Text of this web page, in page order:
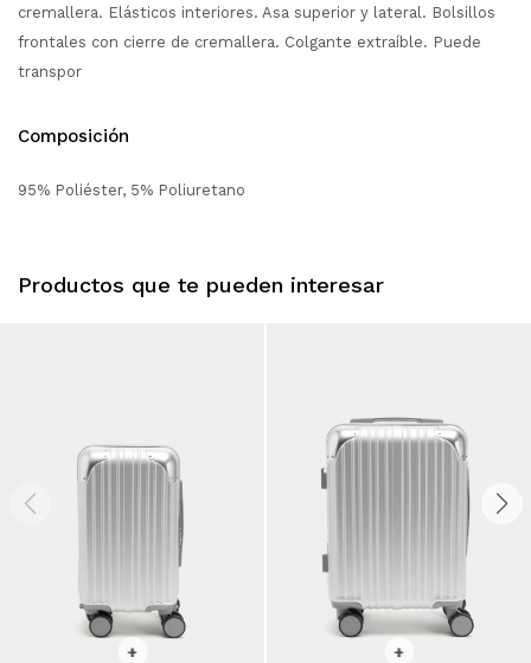
cremallera. Elásticos interiores. Asa superior y lateral. Bolsillos
frontales con cierre de cremallera. Colgante extraíble. Puede
transpor
Composición
95% Poliéster, 5% Poliuretano
Productos que te pueden interesar
SELECCIONAR TALLE
+
SELECCIONAR TALLE
+